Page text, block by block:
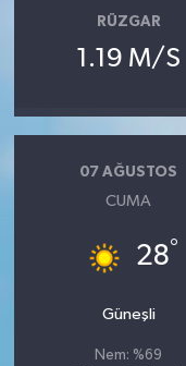
RÜZGAR
1.19 M/S
07 AĞUSTOS
CUMA
28°
Güneşli
Nem: %69